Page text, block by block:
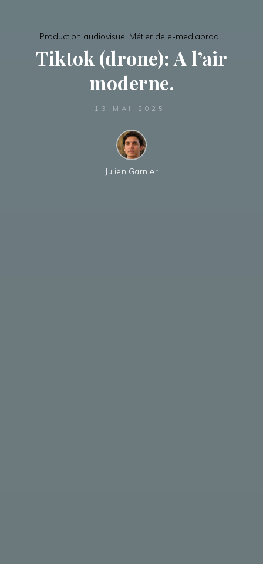
Production audiovisuel Métier de e-mediaprod
Tiktok (drone): A l’air
moderne.
13 MAI 2025
Julien Garnier